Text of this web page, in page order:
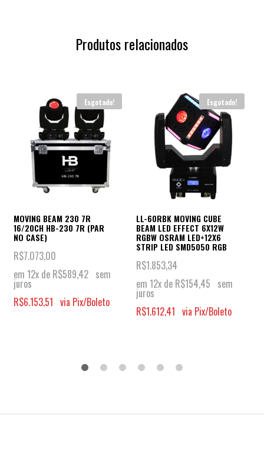
Produtos relacionados
Esgotado!
MOVING BEAM 230 7R
16/20CH HB-230 7R (PAR
NO CASE)
R$7.073,00
em 12x de R$589,42 sem
juros
R$6.153,51 via Pix/Boleto
Esgotado!
LL-60RBK MOVING CUBE
BEAM LED EFFECT 6X12W
RGBW OSRAM LED+12X6
STRIP LED SMD5050 RGB
R$1.853,34
em 12x de R$154,45 sem
juros
R$1.612,41 via Pix/Boleto